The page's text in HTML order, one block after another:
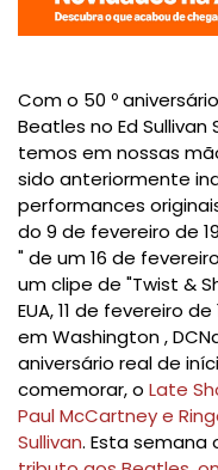
Com o 50 º
Beatles no Ed
temos em nossas
sido anteriormente
performances
do 9 de fevereiro de
" de um 16 de
um clipe de "Twist &
EUA, 11 de fevereiro
em Washington , DC
aniversário real de
comemorar, o Late
Paul McCartney e
Sullivan. Esta semana